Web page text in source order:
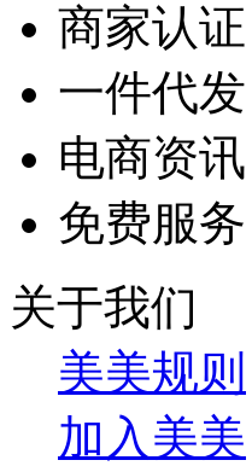
商家认证
一件代发
电商资讯
免费服务
关于我们
美美规则
加入美美